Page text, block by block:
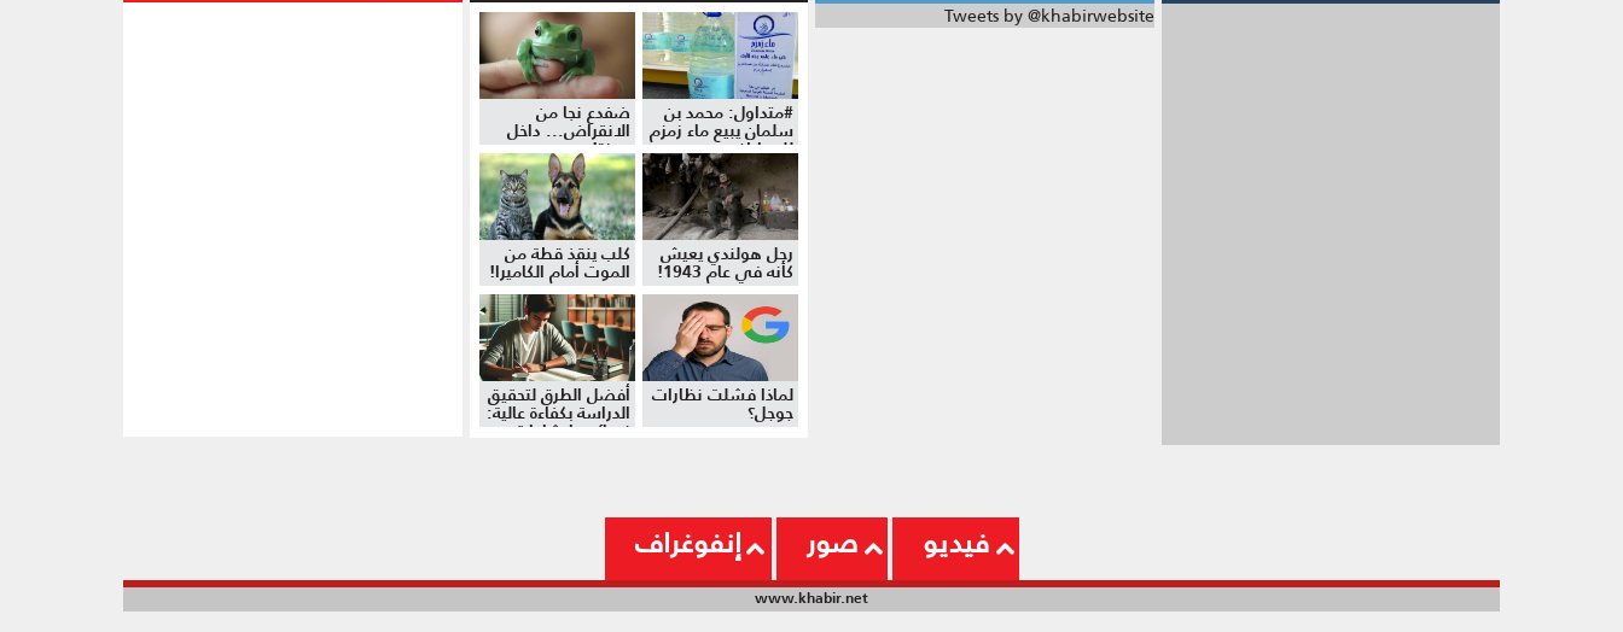
Tweets by @khabirwebsite
#متداول: محمد بن
سلمان يبيع ماء زمزم
للمواطنين
ضفدع نجا من
الانقراض... داخل
موزة!
رجل هولندي يعيش
كأنه في عام 1943!
كلب ينقذ قطة من
الموت أمام الكاميرا!
لماذا فشلت نظارات
جوجل؟
أفضل الطرق لتحقيق
الدراسة بكفاءة عالية:
نصائح وإرشادات
فيديو صور إنفوغراف
www.khabir.net